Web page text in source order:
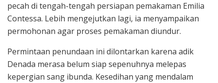
pecah di tengah-tengah persiapan pemakaman Emilia
Contessa. Lebih mengejutkan lagi, ia menyampaikan
permohonan agar proses pemakaman diundur.
Permintaan penundaan ini dilontarkan karena adik
Denada merasa belum siap sepenuhnya melepas
kepergian sang ibunda. Kesedihan yang mendalam